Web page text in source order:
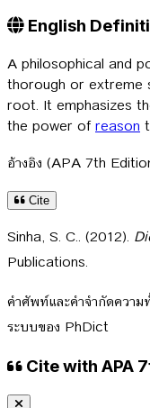
English
A philosophical and
thorough or extreme
root. It emphasizes
the power ofreason
อ้างอิง (APA 7th
Cite
Sinha, S. C.. (2012).
Publications.
คำศัพท์และคำจำกัดควา
ระบบของ PhDict
Cite with APA